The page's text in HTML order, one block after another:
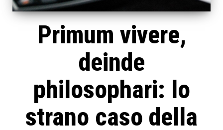
Primum vivere,
deinde
philosophari: lo
strano caso della